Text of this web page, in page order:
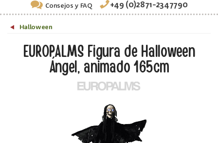
Consejos y FAQ +49 (0)2871-2347790
Halloween
EUROPALMS Figura de Halloween
Ángel, animado 165cm